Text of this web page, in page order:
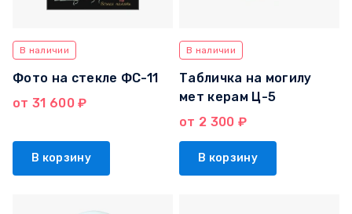
В наличии
Фото на стекле ФС-11
от 31 600 ₽
В корзину
В наличии
Табличка на могилу
мет керам Ц-5
от 2 300 ₽
В корзину